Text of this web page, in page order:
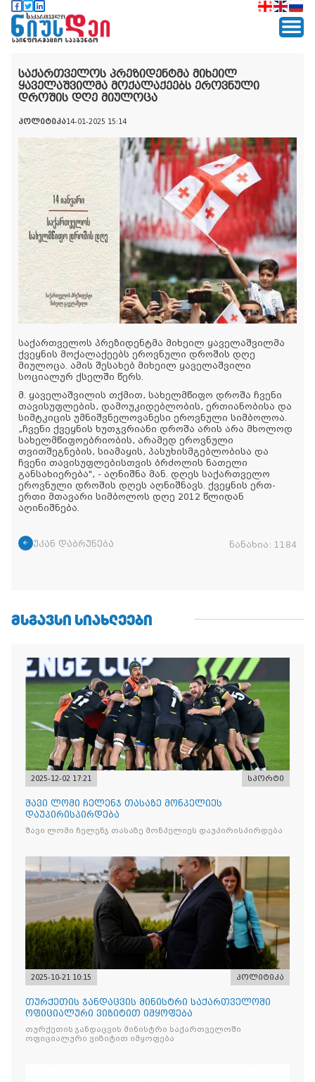
საქართველოს პრეზიდენტმა მიხეილ
ყაველაშვილმა მოქალაქეებს ეროვნული
დროშის დღე მიულოცა
პოლიტიკა14-01-2025 15:14
საქართველოს პრეზიდენტმა მიხეილ ყაველაშვილმა
ქვეყნის მოქალაქეებს ეროვნული დროშის დღე
მიულოცა. ამის შესახებ მიხეილ ყაველაშვილი
სოციალურ ქსელში წერს.
მ. ყაველაშვილის თქმით, სახელმწიფო დროშა ჩვენი
თავისუფლების, დამოუკიდებლობის, ერთიანობისა და
სიმტკიცის უმნიშვნელოვანესი ეროვნული სიმბოლოა.
„ჩვენი ქვეყნის ხუთჯვრიანი დროშა არის არა მხოლოდ
სახელმწიფოებრიობის, არამედ ეროვნული
თვითშეგნების, სიამაყის, პასუხისმგებლობისა და
ჩვენი თავისუფლებისთვის ბრძოლის ნათელი
განსახიერება", - აღნიშნა მან. დღეს საქართველო
ეროვნული დროშის დღეს აღნიშნავს.
ქვეყნის ერთ-
ერთი მთავარი სიმბოლოს დღე 2012 წლიდან
აღინიშნება.
უკან დაბრუნება ნანახია: 1184
ᲛᲡᲒᲐᲕᲡᲘ ᲡᲘᲐᲮᲚᲔᲔᲑᲘ
2025-12-02 17:21 სპორტი
შავი ლომი ჩელენჯ თასაზე მონპელიეს
დაუპირისპირდება
შავი ლომი ჩელენჯ თასაზე მონპელიეს დაუპირისპირდება
2025-10-21 10:15 პოლიტიკა
თურქეთის ჯანდაცვის მინისტრი საქართველოში
ოფიციალური ვიზიტით იმყოფება
თურქეთის ჯანდაცვის მინისტრი საქართველოში
ოფიციალური ვიზიტით იმყოფება